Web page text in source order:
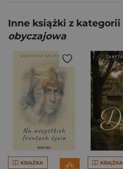
Inne książki z kategorii
obyczajowa
KSIĄŻKA KSIĄŻKA